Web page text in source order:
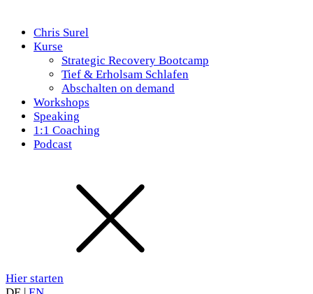
Chris Surel
Kurse
Strategic Recovery Bootcamp
Tief & Erholsam Schlafen
Abschalten on demand
Workshops
Speaking
1:1 Coaching
Podcast
Hier starten